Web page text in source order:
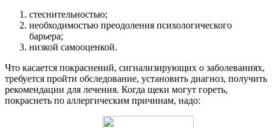
стеснительностью;
необходимостью преодоления психологического
барьера;
низкой самооценкой.
Что касается покраснений, сигнализирующих о заболеваниях,
требуется пройти обследование, установить диагноз, получить
рекомендации для лечения. Когда щеки могут гореть,
покраснеть по аллергическим причинам, надо: